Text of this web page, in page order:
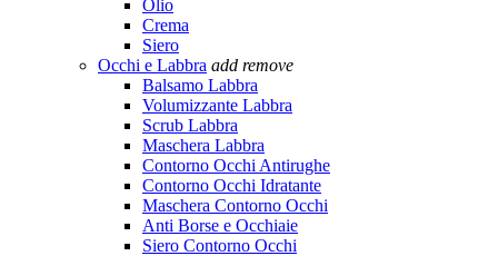
Olio
Crema
Siero
Occhi e Labbra add remove
Balsamo Labbra
Volumizzante Labbra
Scrub Labbra
Maschera Labbra
Contorno Occhi Antirughe
Contorno Occhi Idratante
Maschera Contorno Occhi
Anti Borse e Occhiaie
Siero Contorno Occhi